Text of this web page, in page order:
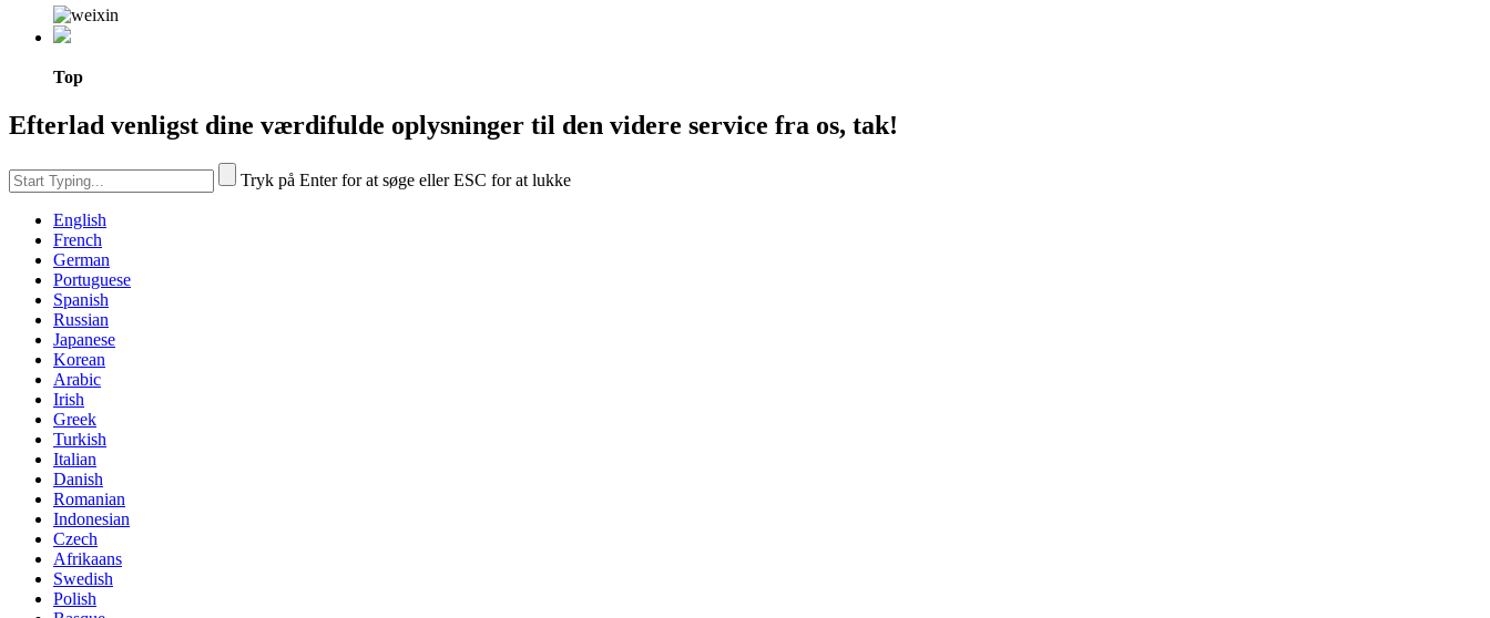
Top
Efterlad venligst dine værdifulde oplysninger til den videre service fra os, tak!
Tryk på Enter for at søge eller ESC for at lukke
English
French
German
Portuguese
Spanish
Russian
Japanese
Korean
Arabic
Irish
Greek
Turkish
Italian
Danish
Romanian
Indonesian
Czech
Afrikaans
Swedish
Polish